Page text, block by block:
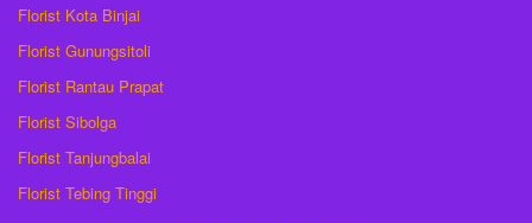
Florist Kota Binjai
Florist Gunungsitoli
Florist Rantau Prapat
Florist Sibolga
Florist Tanjungbalai
Florist Tebing Tinggi